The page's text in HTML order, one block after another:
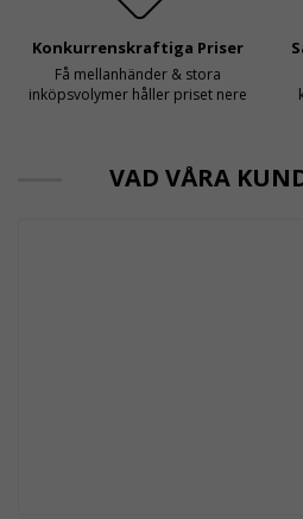
Konkurrenskraftiga Priser
Få mellanhänder & stora
inköpsvolymer håller priset nere
VAD VÅRA